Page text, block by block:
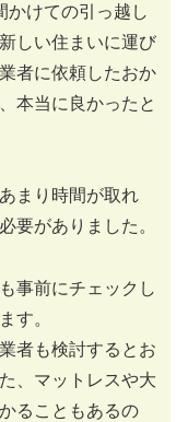
かけての引っ越し
しい住まいに運び
者に依頼したおか
本当に良かったと
まり時間が取れ
要がありました。
事前にチェックし
す。
者も検討するとお
、マットレスや大
ることもあるの